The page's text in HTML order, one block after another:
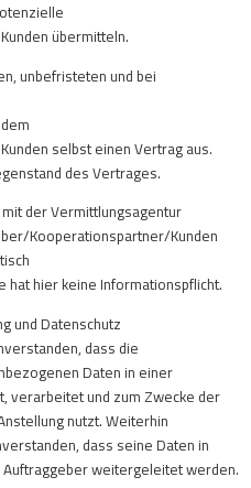
übermitteln.
unbefristeten und bei
selbst einen Vertrag aus.
des Vertrages.
der Vermittlungsagentur
Kooperationspartner/Kunden
hat hier keine Informationspflicht.
und Datenschutz
dass die
Daten in einer
verarbeitet und zum Zwecke der
nutzt. Weiterhin
dass seine Daten in
weitergeleitet werden.